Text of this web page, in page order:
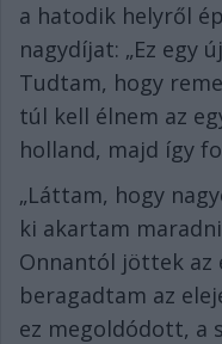
a hatodik helyről
nagydíjat: „Ez egy
Tudtam, hogy
túl kell élnem az
holland, majd így
„Láttam, hogy
ki akartam
Onnantól jöttek az
beragadtam az
ez megoldódott, a